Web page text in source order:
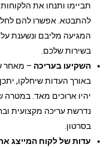
תביימו ותנחו את
להתבטא. אפשרו להם
המגיעה מליבם ונשענת
בשירות שלכם.
השקיעו בעריכה – מאחר
באורך העדות שיחלקו,
יהיו ארוכים מאד.
נדרשת עריכה מקצועית
בסרטון.
עדות של לקוח המייצג